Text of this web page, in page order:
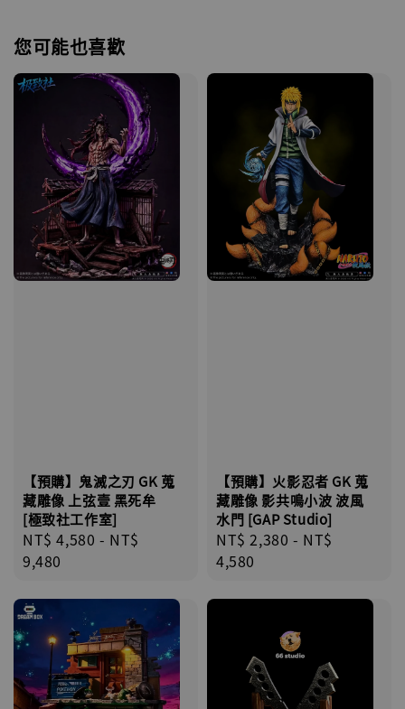
您可能也喜歡
【預購】鬼滅之刃 GK 蒐
藏雕像 上弦壹 黑死牟
[極致社工作室]
Regular
price
NT$ 4,580 - NT$
9,480
【預購】火影忍者 GK 蒐
藏雕像 影共鳴小波 波風
水門 [GAP Studio]
Regular
price
NT$ 2,380 - NT$
4,580